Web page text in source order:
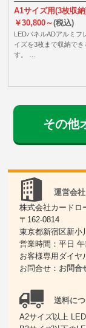
A1サイズ用(3枚収納
￥30,800～(税込)
LEDパネルADアルミフ
イズを3枚まで収納で
す。 …
その他
運営会社
株式会社カードロ
〒162-0814
東京都新宿区新
営業時間：平日
お客様専用ダイヤ
お問合せ： お問合
送料につ
A2サイズ以上